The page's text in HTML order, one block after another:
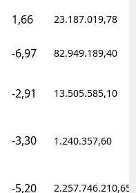
1,66 23.187.019,78
-6,97 82.949.189,40
-2,91 13.505.585,10
-3,30 1.240.357,60
-5,20 2.257.746.210,65